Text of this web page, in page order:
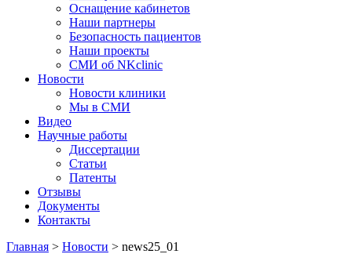
Оснащение кабинетов
Наши партнеры
Безопасность пациентов
Наши проекты
СМИ об NKclinic
Новости
Новости клиники
Мы в СМИ
Видео
Научные работы
Диссертации
Статьи
Патенты
Отзывы
Документы
Контакты
Главная > Новости > news25_01